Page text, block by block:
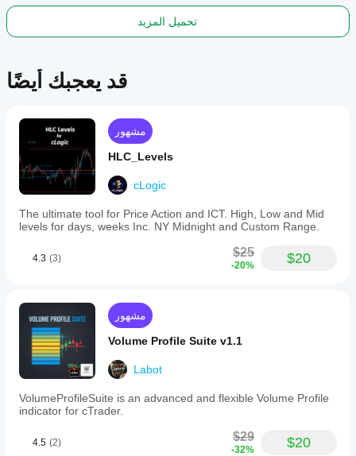
states,
signals
directly
the
price
chart,
supporting
analysis
across
various
including
Forex,
and
تحميل المزيد
قد يعجبك أيضًا
مشهور
HLC_Levels
cLogic
The ultimate tool for Price Action and ICT. High, Low and Mid
levels for days, weeks Inc. NY Midnight and Custom Range.
4.3 (3) $25
-20% $20
مشهور
Volume Profile Suite v1.1
Labot
VolumeProfileSuite is an advanced and flexible Volume Profile
indicator for cTrader.
4.5 (2) $29
-32% $20